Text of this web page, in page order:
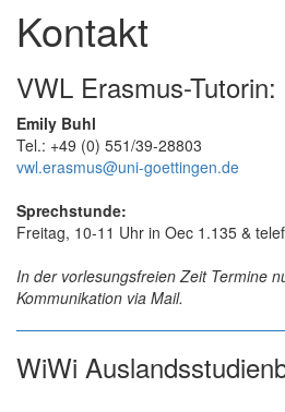
Kontakt
VWL Erasmus-Tutorin:
Emily Buhl
Tel.: +49 (0) 551/39-28803
vwl.erasmus@uni-goettingen.de
Sprechstunde:
Freitag, 10-11 Uhr in Oec 1.135 &
In der vorlesungsfreien Zeit Termine
Kommunikation via Mail.
WiWi